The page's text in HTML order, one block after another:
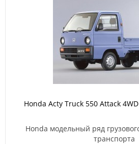
Honda Acty Truck 550 Attack
Honda модельный ряд
транспорта